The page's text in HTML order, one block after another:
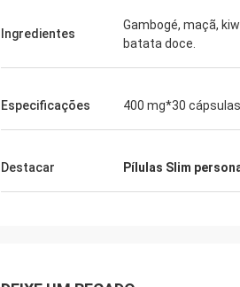
Ingredientes
Gambogé, maçã,
batata doce.
Especificações 400 mg*30
Destacar Pílulas Slim